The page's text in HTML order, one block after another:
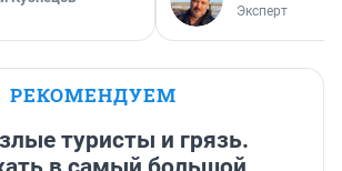
Эксперт
РЕКОМЕНДУЕМ
туристы и грязь.